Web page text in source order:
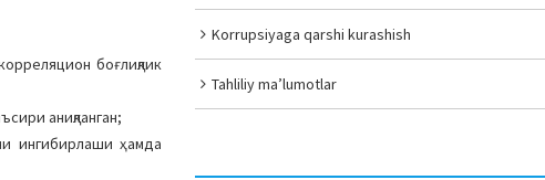
боғлиқлик
аниқланган;
ингибирлаши ҳамда
Korrupsiyaga qarshi kurashish
Tahliliy ma’lumotlar